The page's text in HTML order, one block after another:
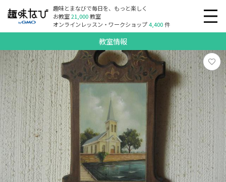
趣味とまなびで毎日を、もっと楽しく
お教室21,000教室
オンラインレッスン・ワークショップ4,400件
教室情報